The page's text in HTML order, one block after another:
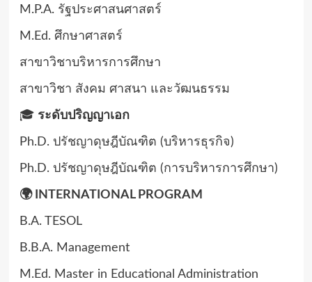
M.P.A. รัฐประศาสนศาสตร์
M.Ed. ศึกษาศาสตร์
สาขาวิชาบริหารการศึกษา
สาขาวิชา สังคม ศาสนา และวัฒนธรรม
🎓 ระดับปริญญาเอก
Ph.D. ปรัชญาดุษฎีบัณฑิต (บริหารธุรกิจ)
Ph.D. ปรัชญาดุษฎีบัณฑิต (การบริหารการศึกษา)
🌍 INTERNATIONAL PROGRAM
B.A. TESOL
B.B.A. Management
M.Ed. Master in Educational Administration